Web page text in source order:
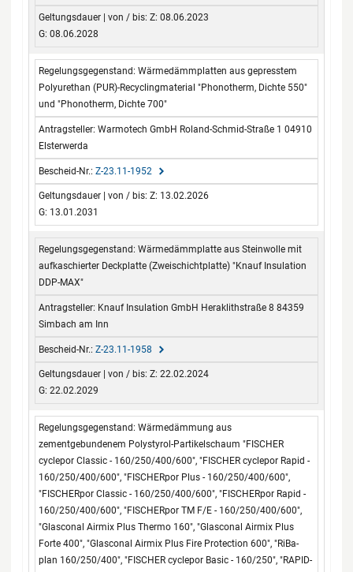
Z: 08.06.2023
G: 08.06.2028
Wärmedämmplatten aus gepresstem
Polyurethan (PUR)-Recyclingmaterial "Phonotherm, Dichte 550"
und "Phonotherm, Dichte 700"
Warmotech GmbH Roland-Schmid-Straße 1 04910
Elsterwerda
Z-23.11-1952
Z: 13.02.2026
G: 13.01.2031
Wärmedämmplatte aus Steinwolle mit
aufkaschierter Deckplatte (Zweischichtplatte) "Knauf Insulation
DDP-MAX"
Knauf Insulation GmbH Heraklithstraße 8 84359
Simbach am Inn
Z-23.11-1958
Z: 22.02.2024
G: 22.02.2029
Wärmedämmung aus
zementgebundenem Polystyrol-Partikelschaum "FISCHER
cyclepor Classic - 160/250/400/600", "FISCHER cyclepor Rapid -
160/250/400/600", "FISCHERpor Plus - 160/250/400/600",
"FISCHERpor Classic - 160/250/400/600", "FISCHERpor Rapid -
160/250/400/600", "FISCHERpor TM F/E - 160/250/400/600",
"Glasconal Airmix Plus Thermo 160", "Glasconal Airmix Plus
Forte 400", "Glasconal Airmix Plus Fire Protection 600", "RiBa-
plan 160/250/400", "FISCHER cyclepor Basic - 160/250", "RAPID-